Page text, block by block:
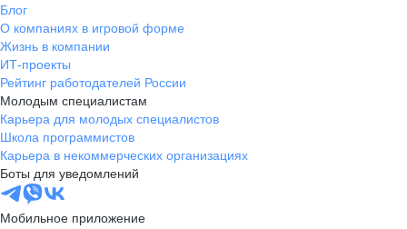
Блог
О компаниях в игровой форме
Жизнь в компании
ИТ-проекты
Рейтинг работодателей России
Молодым специалистам
Карьера для молодых специалистов
Школа программистов
Карьера в некоммерческих организациях
Боты для уведомлений
Мобильное приложение